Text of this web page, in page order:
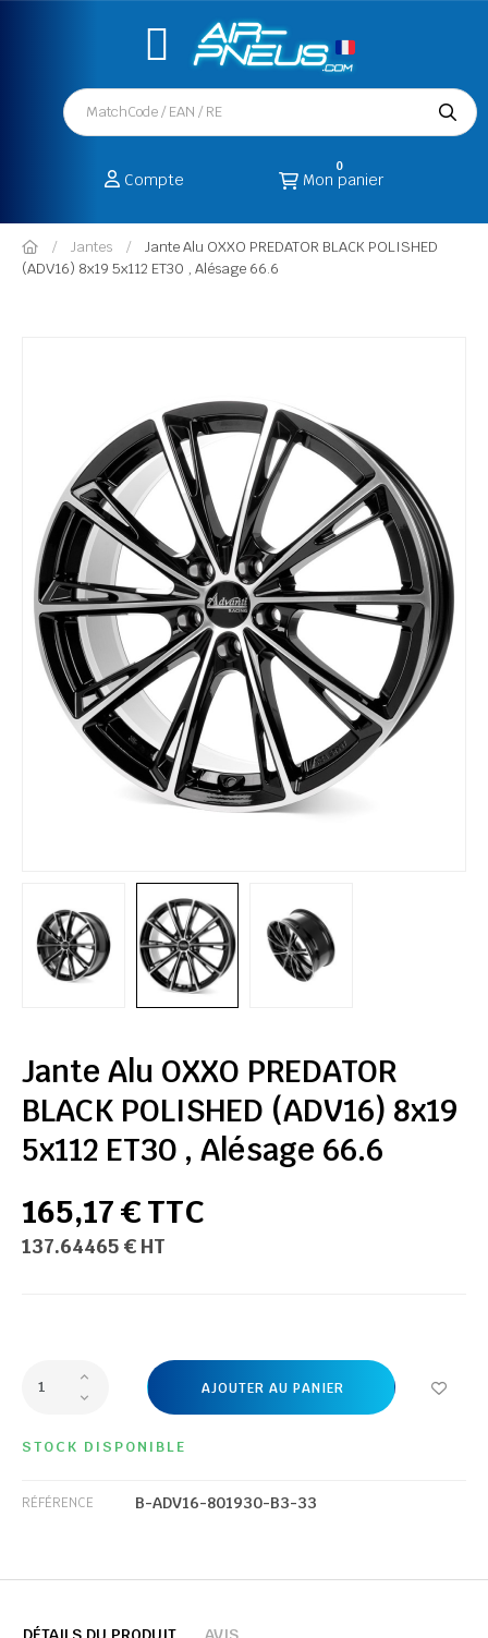
Compte Mon panier
0
Jantes
Jante Alu OXXO PREDATOR BLACK POLISHED
(ADV16) 8x19 5x112 ET30 , Alésage 66.6
Jante Alu OXXO PREDATOR
BLACK POLISHED (ADV16) 8x19
5x112 ET30 , Alésage 66.6
165,17 € TTC
137.64465 € HT
AJOUTER AU PANIER
STOCK DISPONIBLE
RÉFÉRENCE B-ADV16-801930-B3-33